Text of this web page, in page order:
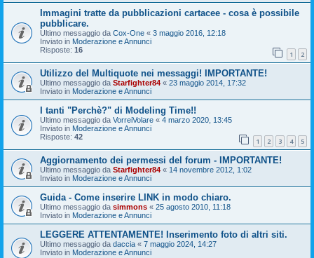
Immagini tratte da pubblicazioni cartacee - cosa è possibile
pubblicare.
Ultimo messaggio da Cox-One « 3 maggio 2016, 12:18
Inviato in Moderazione e Annunci
Risposte: 16 1 2
Utilizzo del Multiquote nei messaggi! IMPORTANTE!
Ultimo messaggio da Starfighter84 « 23 maggio 2014, 17:32
Inviato in Moderazione e Annunci
I tanti "Perchè?" di Modeling Time!!
Ultimo messaggio da VorreiVolare « 4 marzo 2020, 13:45
Inviato in Moderazione e Annunci
Risposte: 42 1 2 3 4 5
Aggiornamento dei permessi del forum - IMPORTANTE!
Ultimo messaggio da Starfighter84 « 14 novembre 2012, 1:02
Inviato in Moderazione e Annunci
Guida - Come inserire LINK in modo chiaro.
Ultimo messaggio da simmons « 25 agosto 2010, 11:18
Inviato in Moderazione e Annunci
LEGGERE ATTENTAMENTE! Inserimento foto di altri siti.
Ultimo messaggio da daccia « 7 maggio 2024, 14:27
Inviato in Moderazione e Annunci